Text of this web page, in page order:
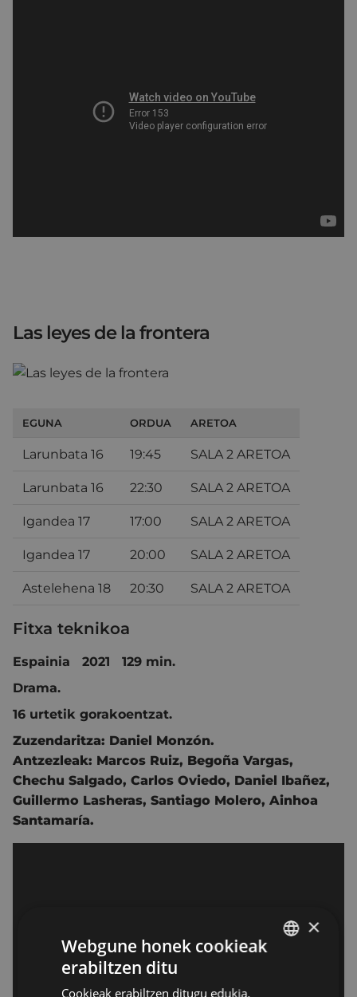
Las leyes de la frontera
EGUNA ORDUA ARETOA
Larunbata 16 19:45 SALA 2 ARETOA
Larunbata 16 22:30 SALA 2 ARETOA
Igandea 17 17:00 SALA 2 ARETOA
Igandea 17 20:00 SALA 2 ARETOA
Astelehena 18 20:30 SALA 2 ARETOA
Fitxa teknikoa
Espainia 2021 129 min.
Drama.
16 urtetik gorakoentzat.
Zuzendaritza: Daniel Monzón.
Antzezleak: Marcos Ruiz, Begoña Vargas,
Chechu Salgado, Carlos Oviedo, Daniel Ibañez,
Guillermo Lasheras, Santiago Molero, Ainhoa
Santamaría.
×
Webgune honek cookieak
erabiltzen ditu
Cookieak erabiltzen ditugu edukia,